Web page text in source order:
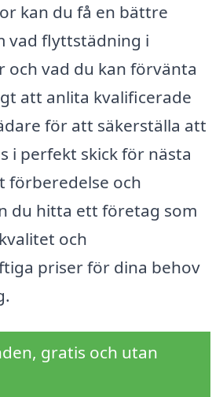
kan du få en bättre
vad flyttstädning i
och vad du kan förvänta
att anlita kvalificerade
för att säkerställa att
i perfekt skick för nästa
förberedelse och
du hitta ett företag som
och
priser för dina behov
gratis och utan